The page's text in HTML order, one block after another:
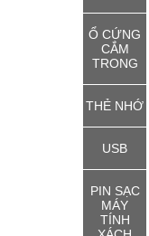
Ổ CỨNG
CẮM
TRONG
THẺ NHỚ
USB
PIN SẠC
MÁY
TÍNH